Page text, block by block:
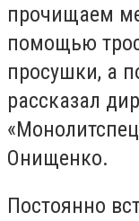
прочищаем
помощью
просушки, а
рассказал
Онищенко.
Постоянно